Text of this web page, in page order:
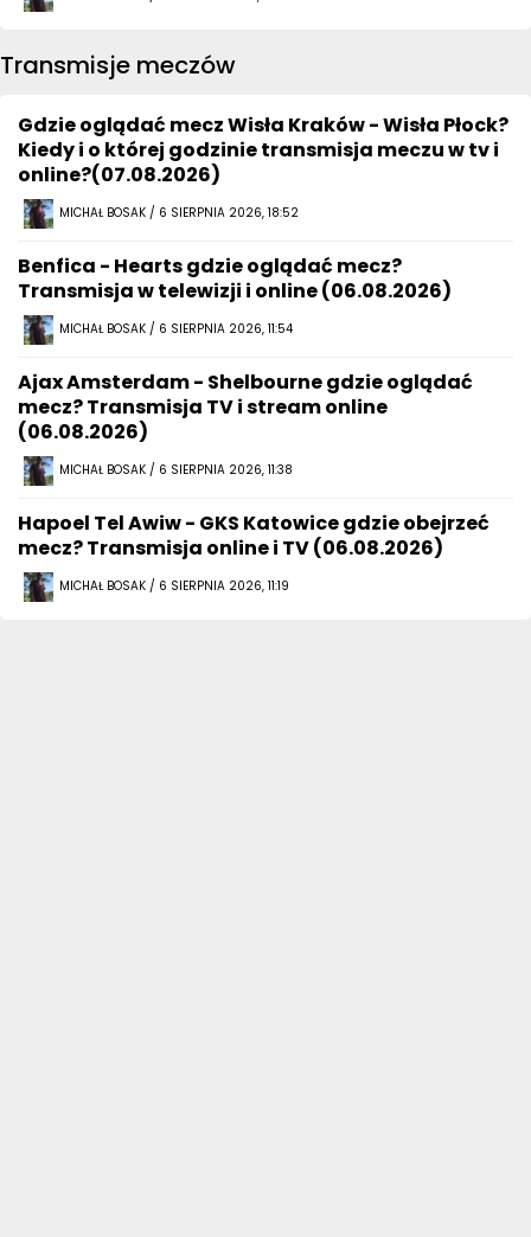
Transmisje meczów
Gdzie oglądać mecz Wisła Kraków - Wisła Płock?
Kiedy i o której godzinie transmisja meczu w tv i
online?(07.08.2026)
MICHAŁ BOSAK / 6 SIERPNIA 2026, 18:52
Benfica - Hearts gdzie oglądać mecz?
Transmisja w telewizji i online (06.08.2026)
MICHAŁ BOSAK / 6 SIERPNIA 2026, 11:54
Ajax Amsterdam - Shelbourne gdzie oglądać
mecz? Transmisja TV i stream online
(06.08.2026)
MICHAŁ BOSAK / 6 SIERPNIA 2026, 11:38
Hapoel Tel Awiw - GKS Katowice gdzie obejrzeć
mecz? Transmisja online i TV (06.08.2026)
MICHAŁ BOSAK / 6 SIERPNIA 2026, 11:19